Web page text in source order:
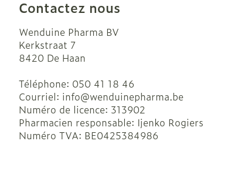
Contactez nous
Wenduine Pharma BV
Kerkstraat 7
8420 De Haan
Téléphone: 050 41 18 46
Courriel: info@wenduinepharma.be
Numéro de licence: 313902
Pharmacien responsable: Ijenko Rogiers
Numéro TVA: BE0425384986